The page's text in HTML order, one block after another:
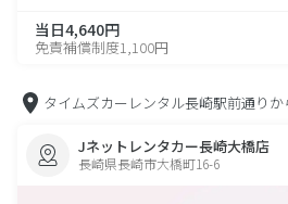
当日4,640円
免責補償制度1,100円
タイムズカーレンタル長崎駅前通りか
Jネットレンタカー長崎大橋店
長崎県長崎市大橋町16-6